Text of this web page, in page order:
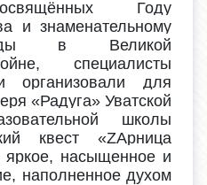
Году
и знаменательному
в Великой
специалисты
организовали для
«Радуга» Уватской
школы
квест «ZAрница
насыщенное и
наполненное духом